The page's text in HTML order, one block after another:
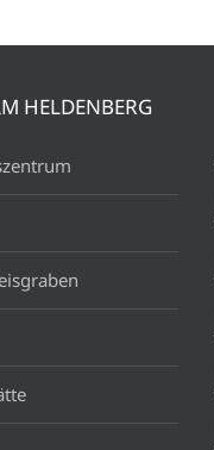
HELDENBERG